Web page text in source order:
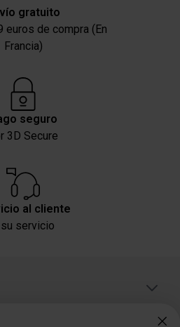
gratuito
euros de compra (En
Francia)
seguro
3D Secure
al cliente
servicio